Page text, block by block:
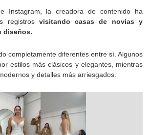
Instagram, la creadora de contenido ha
registrosvisitando casas de novias y
diseños.
completamente diferentes entre sí. Algunos
estilos más clásicos y elegantes, mientras
y detalles más arriesgados.